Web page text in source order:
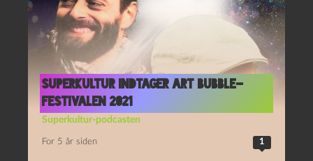
Superkultur indtager Art Bubble-
festivalen 2021
Superkultur-podcasten
For 5 år siden 1